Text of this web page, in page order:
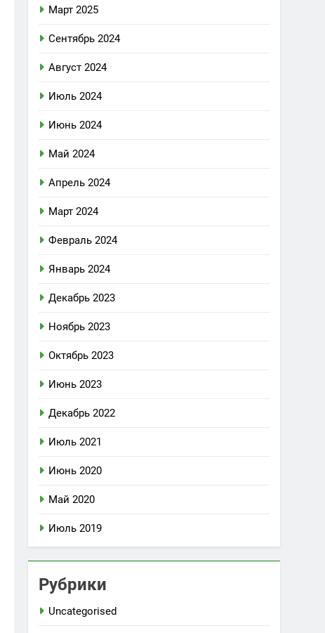
Март 2025
Сентябрь 2024
Август 2024
Июль 2024
Июнь 2024
Май 2024
Апрель 2024
Март 2024
Февраль 2024
Январь 2024
Декабрь 2023
Ноябрь 2023
Октябрь 2023
Июнь 2023
Декабрь 2022
Июль 2021
Июнь 2020
Май 2020
Июль 2019
Рубрики
Uncategorised